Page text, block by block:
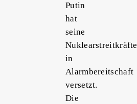
Putin
hat
seine
Nuklearstreitkräfte
in
Alarmbereitschaft
versetzt.
Die